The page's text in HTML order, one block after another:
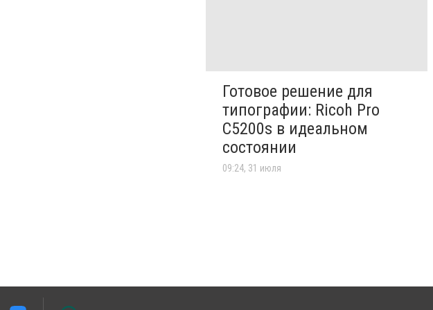
Готовое решение для
типографии: Ricoh Pro
C5200s в идеальном
состоянии
09:24, 31 июля